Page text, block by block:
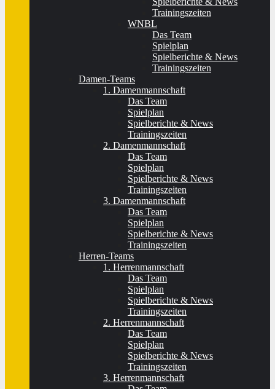
Trainingszeiten
WNBL
Das Team
Spielplan
Spielberichte & News
Trainingszeiten
Damen-Teams
1. Damenmannschaft
Das Team
Spielplan
Spielberichte & News
Trainingszeiten
2. Damenmannschaft
Das Team
Spielplan
Spielberichte & News
Trainingszeiten
3. Damenmannschaft
Das Team
Spielplan
Spielberichte & News
Trainingszeiten
Herren-Teams
1. Herrenmannschaft
Das Team
Spielplan
Spielberichte & News
Trainingszeiten
2. Herrenmannschaft
Das Team
Spielplan
Spielberichte & News
Trainingszeiten
3. Herrenmannschaft